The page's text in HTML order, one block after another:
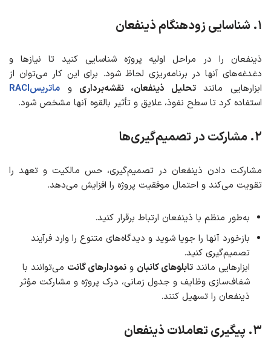
۱. شناسایی زودهنگام ذینفعان
ذینفعان را در مراحل اولیه پروژه شناسایی کنید تا نیازها و
دغدغه‌های آنها در برنامه‌ریزی لحاظ شود. برای این کار می‌توان از
ابزارهایی مانندتحلیل ذینفعان، نقشه‌برداری و ماتریسRACI
استفاده کرد تا سطح نفوذ، علایق و تأثیر بالقوه آنها مشخص شود.
۲. مشارکت در تصمیم‌گیری‌ها
مشارکت دادن ذینفعان در تصمیم‌گیری، حس مالکیت و تعهد را
تقویت می‌کند و احتمال موفقیت پروژه را افزایش می‌دهد.
به‌طور منظم با ذینفعان ارتباط برقرار کنید.
بازخورد آنها را جویا شوید و دیدگاه‌های متنوع را وارد فرآیند
تصمیم‌گیری کنید.
ابزارهایی مانند تابلوهای کانبان و نمودارهای گانت می‌توانند با
شفاف‌سازی وظایف و جدول زمانی، درک پروژه و مشارکت مؤثر
ذینفعان را تسهیل کنند.
۳. پیگیری تعاملات ذینفعان